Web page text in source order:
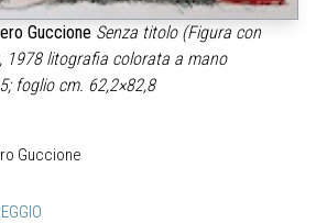
Guccione Senza titolo (Figura con
1978 litografia colorata a mano
foglio cm. 62,2×82,8
Guccione